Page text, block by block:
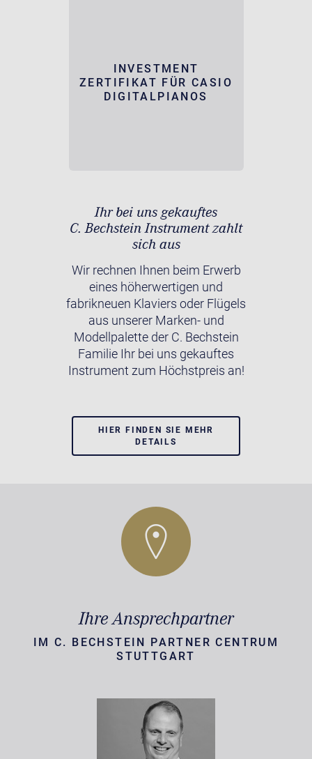
INVESTMENT
ZERTIFIKAT FÜR CASIO
DIGITALPIANOS
Ihr bei uns gekauftes
C. Bechstein Instrument zahlt
sich aus
Wir rechnen Ihnen beim Erwerb
eines höherwertigen und
fabrikneuen Klaviers oder Flügels
aus unserer Marken- und
Modellpalette der C. Bechstein
Familie Ihr bei uns gekauftes
Instrument zum Höchstpreis an!
HIER FINDEN SIE MEHR
DETAILS
Ihre Ansprechpartner
IM C. BECHSTEIN PARTNER CENTRUM
STUTTGART